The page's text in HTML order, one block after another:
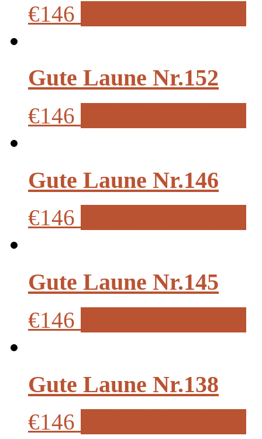
€146
Gute Laune Nr.152
€146
Gute Laune Nr.146
€146
Gute Laune Nr.145
€146
Gute Laune Nr.138
€146